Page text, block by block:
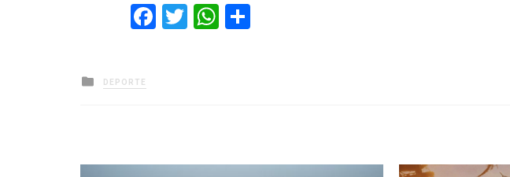
Facebook
TwitterWhatsApp
Posted
in
DEPORTE